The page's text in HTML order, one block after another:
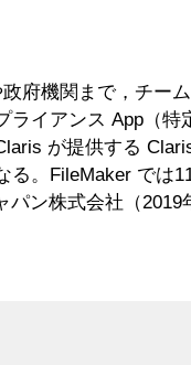
府機関まで，チー
イアンス App（
が提供する
。FileMaker で
ン株式会社（2019